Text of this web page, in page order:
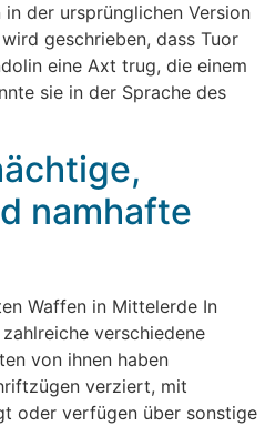
der ursprünglichen Version
geschrieben, dass Tuor
eine Axt trug, die einem
sie in der Sprache des
namhafte
Waffen in Mittelerde In
verschiedene
von ihnen haben
verziert, mit
oder verfügen über sonstige